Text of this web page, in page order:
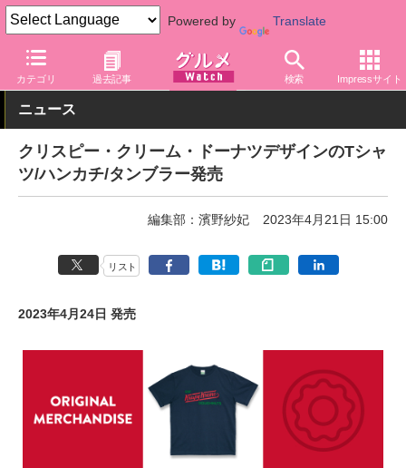
Powered by Translate
カテゴリ 過去記事 検索 Impressサイト
グルメ Watch 店舗 ファストフード
ニュース
クリスピー・クリーム・ドーナツデザインのTシャ
ツ/ハンカチ/タンブラー発売
編集部：濱野紗妃 2023年4月21日 15:00
リスト
2023年4月24日 発売